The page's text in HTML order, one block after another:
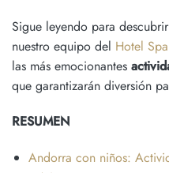
Sigue leyendo para
nuestro equipo del Hotel
las más emocionantes
que garantizarán diversión
RESUMEN
Andorra con niños: